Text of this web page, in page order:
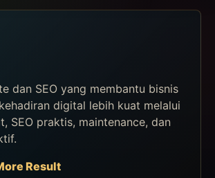
dan SEO yang membantu bisnis
digital lebih kuat melalui
SEO praktis, maintenance, dan
Result